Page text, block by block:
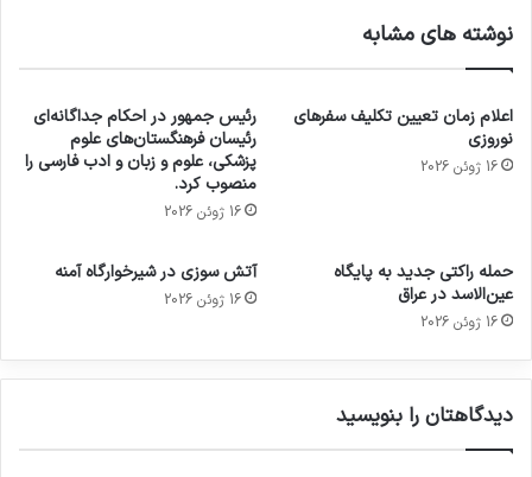
نوشته های مشابه
اعلام زمان تعیین تکلیف سفرهای
نوروزی
16 ژوئن 2026
رئیس جمهور در احکام جداگانه‌ای
رئیسان فرهنگستان‌های علوم
پزشکی، علوم و زبان و ادب فارسی را
منصوب کرد.
16 ژوئن 2026
حمله راکتی جدید به پایگاه
عین‌الاسد در عراق
16 ژوئن 2026
آتش سوزی در شیرخوارگاه آمنه
16 ژوئن 2026
دیدگاهتان را بنویسید